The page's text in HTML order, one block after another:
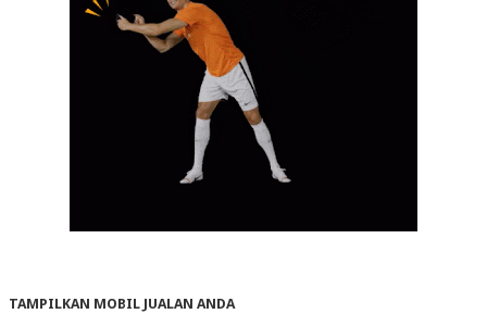
TAMPILKAN MOBIL JUALAN ANDA